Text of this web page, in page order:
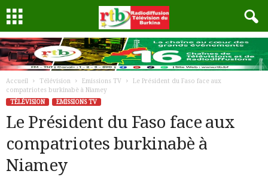
Accueil Télévision Emissions TV
Le Président du Faso face aux
compatriotes burkinabè à Niamey
TÉLÉVISION
EMISSIONS TV
Le Président du Faso face aux
compatriotes burkinabè à
Niamey